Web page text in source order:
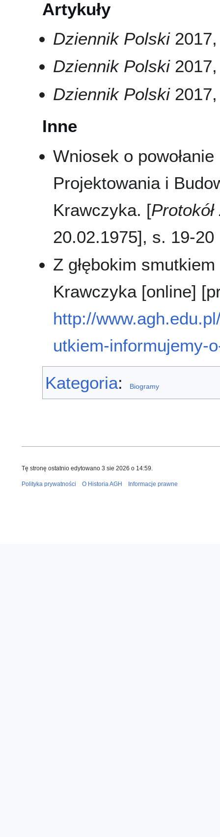
Artykuły
Dziennik Polski2017,
Dziennik Polski2017,
Dziennik Polski2017,
Inne
Wniosek o
Projektowania i
Krawczyka. [
20.02.1975], s. 19-20
Z głębokim
Krawczyka [online]
http://
utkiem-informujemy-
Kategoria: Biogramy
Tę stronę ostatnio edytowano 3 sie 2026 o 14:59.
Polityka prywatności O Historia AGH Informacje prawne